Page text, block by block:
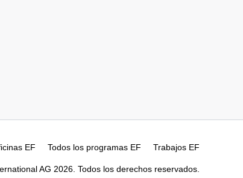
EF Todos los programas EF Trabajos EF
AG 2026. Todos los derechos reservados.